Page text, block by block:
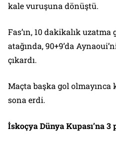
kale vuruşuna dönüştü.
Fas’ın, 10 dakikalık
atağında, 90+9’da
çıkardı.
Maçta başka gol olmayınca
sona erdi.
İskoçya Dünya Kupası’na 3